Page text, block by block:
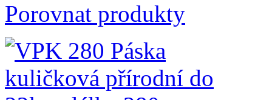
Porovnat produkty